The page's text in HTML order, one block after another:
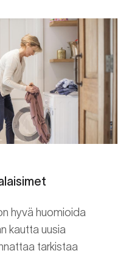
hyvä huomioida
kautta uusia
tarkistaa